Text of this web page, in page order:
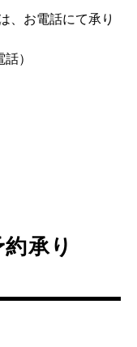
、お電話にて承り
）
約承り